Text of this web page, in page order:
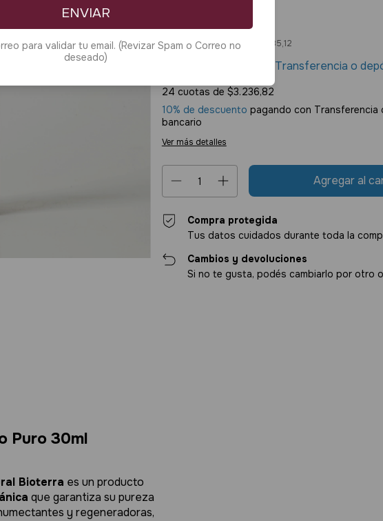
$36.645
Precio sin impuestos $30.285,12
Transferencia o
24 cuotas de $3.236,82
10% de descuento pagando con Transferencia
bancario
Ver más detalles
Compra protegida
Tus datos cuidados durante toda la
Cambios y devoluciones
Si no te gusta, podés cambiarlo por otro
Puro 30ml
Bioterra es un producto
que garantiza su pureza
y regeneradoras,
ENVIAR
para validar tu email. (Revizar Spam o Correo no
deseado)